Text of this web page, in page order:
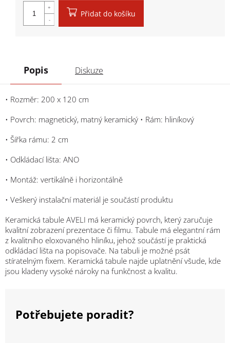
Přidat do košíku
Popis Diskuze
• Rozměr: 200 x 120 cm
• Povrch: magnetický, matný keramický • Rám: hliníkový
• Šířka rámu: 2 cm
• Odkládací lišta: ANO
• Montáž: vertikálně i horizontálně
• Veškerý instalační materiál je součástí produktu
Keramická tabule AVELI má keramický povrch, který zaručuje
kvalitní zobrazení prezentace či filmu. Tabule má elegantní rám
z kvalitního eloxovaného hliníku, jehož součástí je praktická
odkládací lišta na popisovače. Na tabuli je možné psát
stíratelným fixem. Keramická tabule najde uplatnění všude, kde
jsou kladeny vysoké nároky na funkčnost a kvalitu.
Potřebujete poradit?